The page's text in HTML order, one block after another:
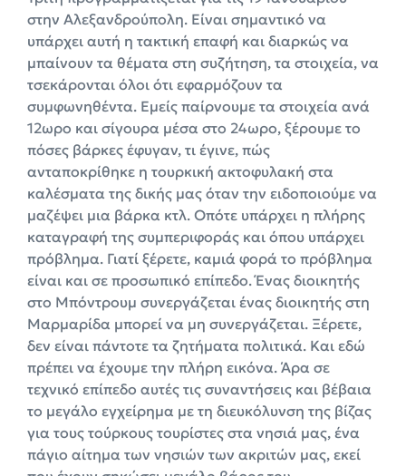
στην Αλεξανδρούπολη. Είναι σημαντικό να
υπάρχει αυτή η τακτική επαφή και διαρκώς να
μπαίνουν τα θέματα στη συζήτηση, τα στοιχεία, να
τσεκάρονται όλοι ότι εφαρμόζουν τα
συμφωνηθέντα. Εμείς παίρνουμε τα στοιχεία ανά
12ωρο και σίγουρα μέσα στο 24ωρο, ξέρουμε το
πόσες βάρκες έφυγαν, τι έγινε, πώς
ανταποκρίθηκε η τουρκική ακτοφυλακή στα
καλέσματα της δικής μας όταν την ειδοποιούμε να
μαζέψει μια βάρκα κτλ. Οπότε υπάρχει η πλήρης
καταγραφή της συμπεριφοράς και όπου υπάρχει
πρόβλημα. Γιατί ξέρετε, καμιά φορά το πρόβλημα
είναι και σε προσωπικό επίπεδο. Ένας διοικητής
στο Μπόντρουμ συνεργάζεται ένας διοικητής στη
Μαρμαρίδα μπορεί να μη συνεργάζεται. Ξέρετε,
δεν είναι πάντοτε τα ζητήματα πολιτικά. Και εδώ
πρέπει να έχουμε την πλήρη εικόνα. Άρα σε
τεχνικό επίπεδο αυτές τις συναντήσεις και βέβαια
το μεγάλο εγχείρημα με τη διευκόλυνση της βίζας
για τους τούρκους τουρίστες στα νησιά μας, ένα
πάγιο αίτημα των νησιών των ακριτών μας, εκεί